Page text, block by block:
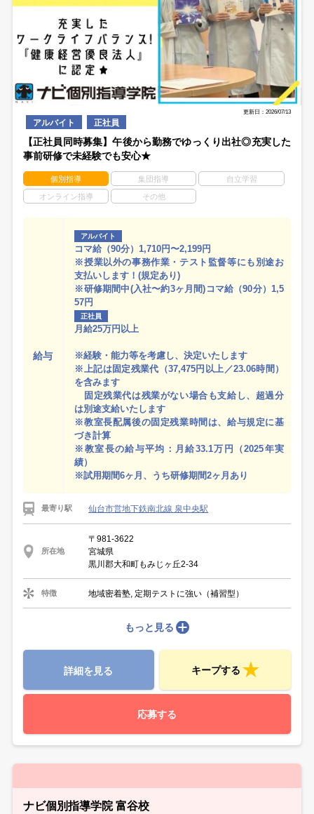
更新日：2026/07/13
アルバイト 正社員
【正社員同時募集】午後から勤務でゆっくり出社◎充実した
事前研修で未経験でも安心★
個別指導 集団指導 自立学習
オンライン指導 その他
給与
アルバイト
コマ給（90分）1,710円〜2,199円
※授業以外の事務作業・テスト監督等にも別途お
支払いします！(規定あり)
※研修期間中(入社〜約3ヶ月間)コマ給（90分）1,5
57円
正社員
月給25万円以上
※経験・能力等を考慮し、決定いたします
※上記は固定残業代（37,475円以上／23.06時間）
を含みます
固定残業代は残業がない場合も支給し、超過分
は別途支給いたします
※教室長配属後の固定残業時間は、給与規定に基
づき計算
※教室長の給与平均：月給33.1万円（2025年実
績）
※試用期間6ヶ月、うち研修期間2ヶ月あり
最寄り駅 仙台市営地下鉄南北線 泉中央駅
所在地
〒981-3622
宮城県
黒川郡大和町もみじヶ丘2-34
特徴 地域密着塾, 定期テストに強い（補習型）
もっと見る
詳細を見る キープする
応募する
ナビ個別指導学院 富谷校